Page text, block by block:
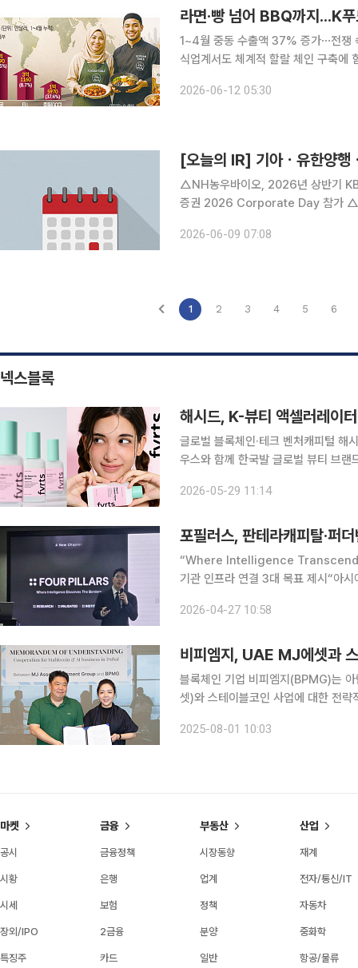
라면·빵 넘어 BBQ까지...K
1~4월 중동 수출액 37% 증가⋯전쟁
식업계서도 체계적 할랄 체인 구축에 힘줘 중동과 동남아시아를 중심으로 한 무슬림 문
고 한국 문화에 긍정적인 점이 매력적
2026-06-12 05:30
[오늘의 IR] 기아ㆍ유한양행
△NH농우바이오, 2026년 상반기
증권 2026 Corporate Day 참가 △
통한 투자자 이해도 제고 △아이마켓
2026-06-09 07:08
1 2 3 4 5 6
넥스블록
해시드, K-뷰티 액셀러레이
글로벌 블록체인·테크 벤처캐피털 해
우스와 함께 한국발 글로벌 뷰티 브랜드
운영·유통 인프라를 확보한다는 계획
2026-05-29 11:14
포필러스, 판테라캐피탈·퍼
“Where Intelligence Transcends
기관 인프라 연결 3대 목표 제시“아시
(Further Vent
2026-04-27 10:58
비피엠지, UAE MJ에셋과
블록체인 기업 비피엠지(BPMG)는
셋)와 스테이블코인 사업에 대한 전략적
개하고 있다. 이번 협약을 통
2025-08-01 10:03
마켓
공시
시황
시세
장외/IPO
특징주
금융
금융정책
은행
보험
2금융
카드
부동산
시장동향
업계
정책
분양
일반
산업
재계
전자/통신/IT
자동차
중화학
항공/물류